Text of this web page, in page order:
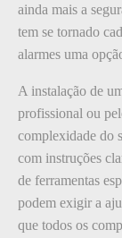
ainda mais a
tem se tornado
alarmes uma
A instalação de
profissional ou
complexidade do
com instruções
de ferramentas
podem exigir a
que todos os